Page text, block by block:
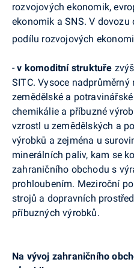
rozvojových ekonomik,
ekonomik a SNS. V
podílu rozvojových
-v komoditní struktuře
SITC. Vysoce
zemědělské a
chemikálie a příbuzné
vzrostl u zemědělských a
výrobků a zejména u
minerálních paliv, kam se
zahraničního obchodu s
prohloubením. Meziroční
strojů a dopravních
příbuzných výrobků.
Na vývoj zahraničního